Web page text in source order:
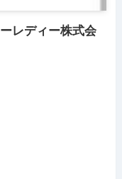
レディー株式会